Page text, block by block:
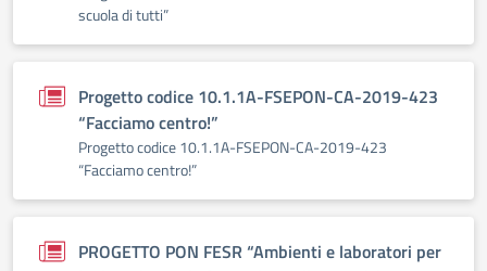
scuola di tutti”
Progetto codice 10.1.1A-FSEPON-CA-2019-423
“Facciamo centro!”
Progetto codice 10.1.1A-FSEPON-CA-2019-423
“Facciamo centro!”
PROGETTO PON FESR “Ambienti e laboratori per